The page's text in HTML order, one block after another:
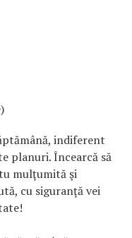
indiferent
planuri. Încearcă să
mulţumită şi
cu siguranţă vei